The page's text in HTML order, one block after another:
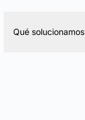
Qué solucionamos